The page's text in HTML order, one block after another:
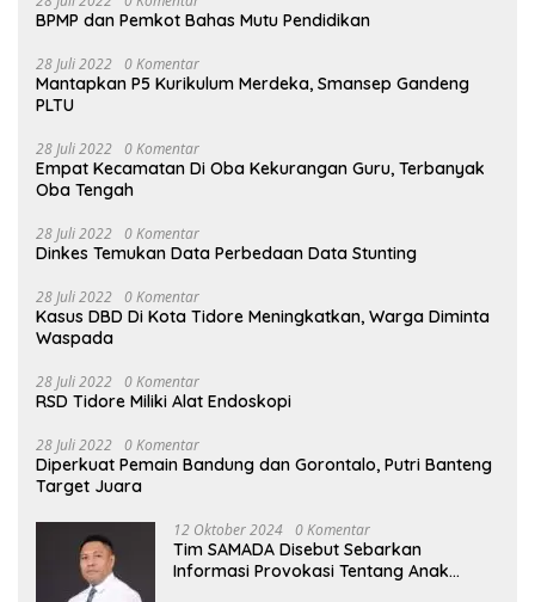
BPMP dan Pemkot Bahas Mutu Pendidikan
28 Juli 2022 0 Komentar
Mantapkan P5 Kurikulum Merdeka, Smansep Gandeng
PLTU
28 Juli 2022 0 Komentar
Empat Kecamatan Di Oba Kekurangan Guru, Terbanyak
Oba Tengah
28 Juli 2022 0 Komentar
Dinkes Temukan Data Perbedaan Data Stunting
28 Juli 2022 0 Komentar
Kasus DBD Di Kota Tidore Meningkatkan, Warga Diminta
Waspada
28 Juli 2022 0 Komentar
RSD Tidore Miliki Alat Endoskopi
28 Juli 2022 0 Komentar
Diperkuat Pemain Bandung dan Gorontalo, Putri Banteng
Target Juara
12 Oktober 2024 0 Komentar
Tim SAMADA Disebut Sebarkan
Informasi Provokasi Tentang Anak